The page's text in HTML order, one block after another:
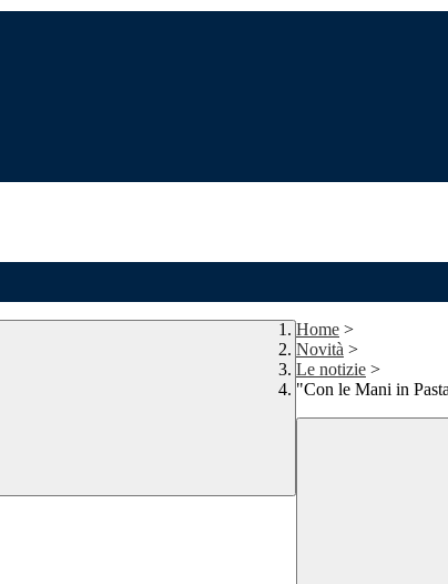
Home >
Novità >
Le notizie >
"Con le Mani in